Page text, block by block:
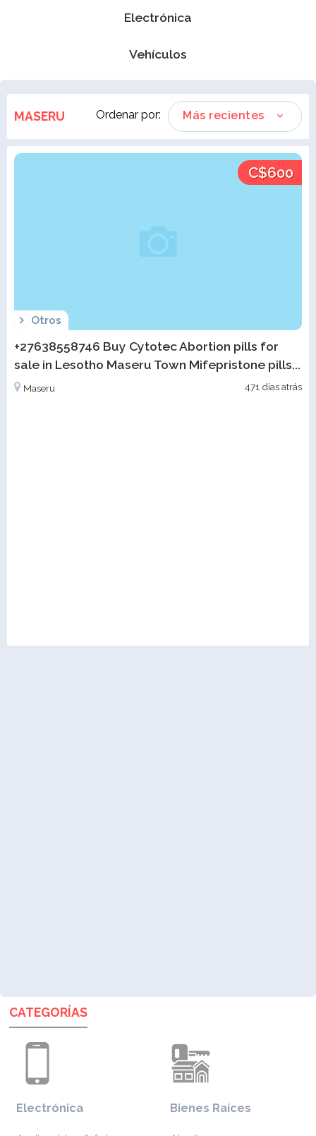
Electrónica
Vehículos
MASERU Más recientes
Ordenar por:
C$600
Otros
+27638558746 Buy Cytotec Abortion pills for
sale in Lesotho Maseru Town Mifepristone pills...
Maseru 471 días atrás
CATEGORÍAS
Electrónica Bienes Raíces